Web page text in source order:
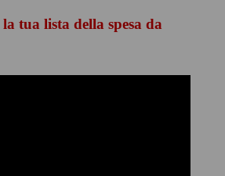
tua lista della spesa da